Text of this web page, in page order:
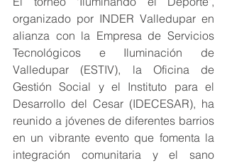
organizado por INDER Valledupar en
alianza con la Empresa de Servicios
Tecnológicos e Iluminación de
Valledupar (ESTIV), la Oficina de
Gestión Social y el Instituto para el
Desarrollo del Cesar (IDECESAR), ha
reunido a jóvenes de diferentes barrios
en un vibrante evento que fomenta la
integración comunitaria y el sano